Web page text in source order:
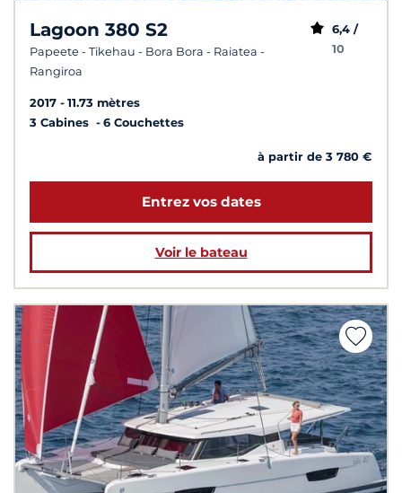
Lagoon 380 S2
Papeete - Tikehau - Bora Bora - Raiatea -
Rangiroa
6,4 /
10
2017
11.73 mètres
3 Cabines
6 Couchettes
à partir de 3 780 €
Entrez vos dates
Voir le bateau